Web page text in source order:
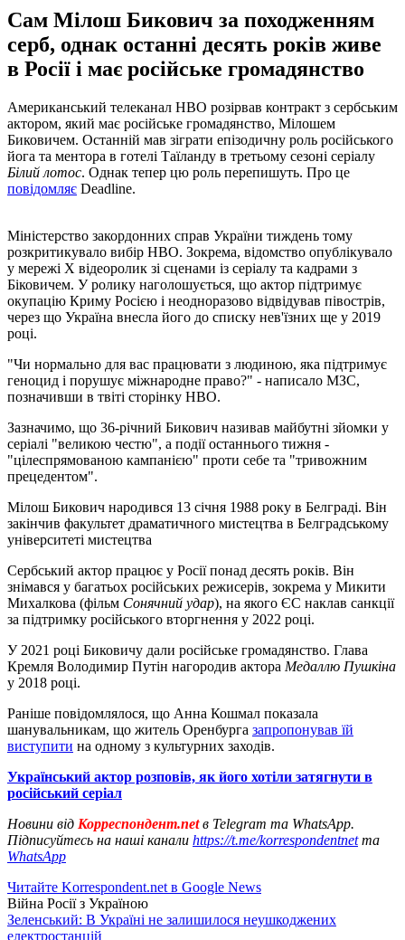
Сам Мілош Бикович за походженням
серб, однак останні десять років живе
в Росії і має російське громадянство
Американський телеканал HBO розірвав контракт з сербським
актором, який має російське громадянство, Мілошем
Биковичем. Останній мав зіграти епізодичну роль російського
йога та ментора в готелі Таїланду в третьому сезоні серіалу
Білий лотос. Однак тепер цю роль перепишуть. Про це
повідомляє Deadline.
Міністерство закордонних справ України тиждень тому
розкритикувало вибір HBO. Зокрема, відомство опублікувало
у мережі X відеоролик зі сценами із серіалу та кадрами з
Біковичем. У ролику наголошується, що актор підтримує
окупацію Криму Росією і неодноразово відвідував півострів,
через що Україна внесла його до списку нев'їзних ще у 2019
році.
"Чи нормально для вас працювати з людиною, яка підтримує
геноцид і порушує міжнародне право?" - написало МЗС,
позначивши в твіті сторінку HBO.
Зазначимо, що 36-річний Бикович називав майбутні зйомки у
серіалі "великою честю", а події останнього тижня -
"цілеспрямованою кампанією" проти себе та "тривожним
прецедентом".
Мілош Бикович народився 13 січня 1988 року в Белграді. Він
закінчив факультет драматичного мистецтва в Белградському
університеті мистецтва
Сербський актор працює у Росії понад десять років. Він
знімався у багатьох російських режисерів, зокрема у Микити
Михалкова (фільм Сонячний удар), на якого ЄС наклав санкції
за підтримку російського вторгнення у 2022 році.
У 2021 році Биковичу дали російське громадянство. Глава
Кремля Володимир Путін нагородив актора Медаллю Пушкіна
у 2018 році.
Раніше повідомлялося, що Анна Кошмал показала
шанувальникам, що житель Оренбурга запропонував їй
виступити на одному з культурних заходів.
Український актор розповів, як його хотіли затягнути в
російський серіал
Новини від Корреспондент.netв Telegram та WhatsApp.
Підписуйтесь на наші канали https://t.me/korrespondentnetта
WhatsApp
Читайте Korrespondent.net в Google News
Війна Росії з Україною
Зеленський: В Україні не залишилося неушкоджених
електростанцій